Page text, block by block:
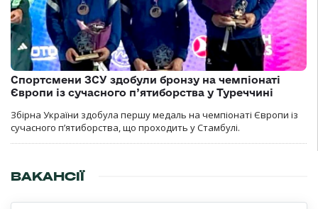
Спортсмени ЗСУ здобули бронзу на чемпіонаті
Європи із сучасного п’ятиборства у Туреччині
Збірна України здобула першу медаль на чемпіонаті Європи із
сучасного п’ятиборства, що проходить у Стамбулі.
ВАКАНСІЇ